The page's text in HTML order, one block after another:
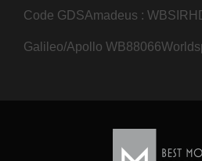
Code GDSAmadeus :
Galileo/Apollo WB88066